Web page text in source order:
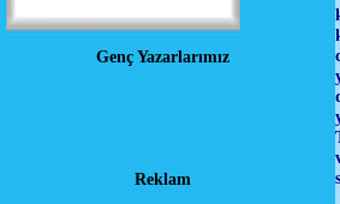
Genç Yazarlarımız
Reklam